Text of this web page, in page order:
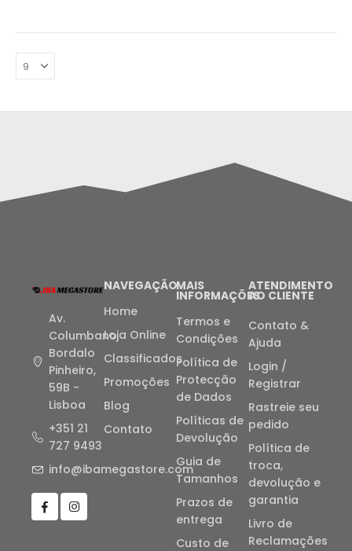
Av.
Columbano
Bordalo
Pinheiro,
59B -
Lisboa
+351 21
727 9493
info@ibamegastore.com
NAVEGAÇÃO
Home
Loja Online
Classificados
Promoções
Blog
Contato
MAIS
INFORMAÇÕES
Termos e
Condições
Política de
Protecção
de Dados
Políticas de
Devolução
Guia de
Tamanhos
Prazos de
entrega
Custo de
ATENDIMENTO
AO CLIENTE
Contato &
Ajuda
Login /
Registrar
Rastreie seu
pedido
Política de
troca,
devolução e
garantia
Livro de
Reclamações